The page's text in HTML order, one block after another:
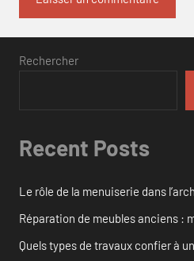
Rechercher
Recent Posts
Le rôle de la menuiserie dans
Réparation de meubles anciens :
Quels types de travaux confier à